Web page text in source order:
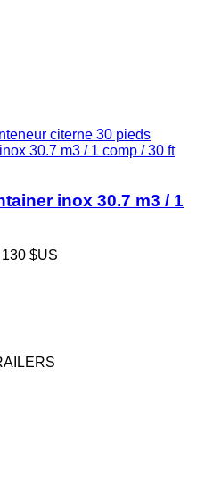
citerne 30 pieds
30.7 m3 / 1 comp / 30 ft
inox 30.7 m3 / 1
$US